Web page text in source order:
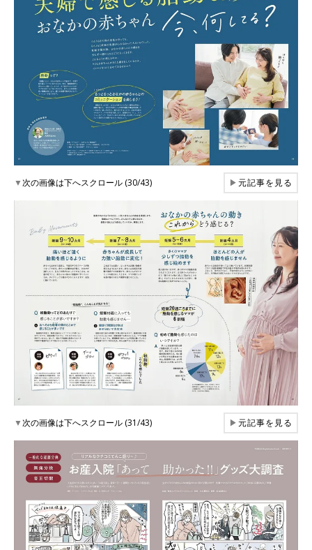
▼次の画像は下へスクロール (30/43) ▶元記事を見る
▼次の画像は下へスクロール (31/43) ▶元記事を見る